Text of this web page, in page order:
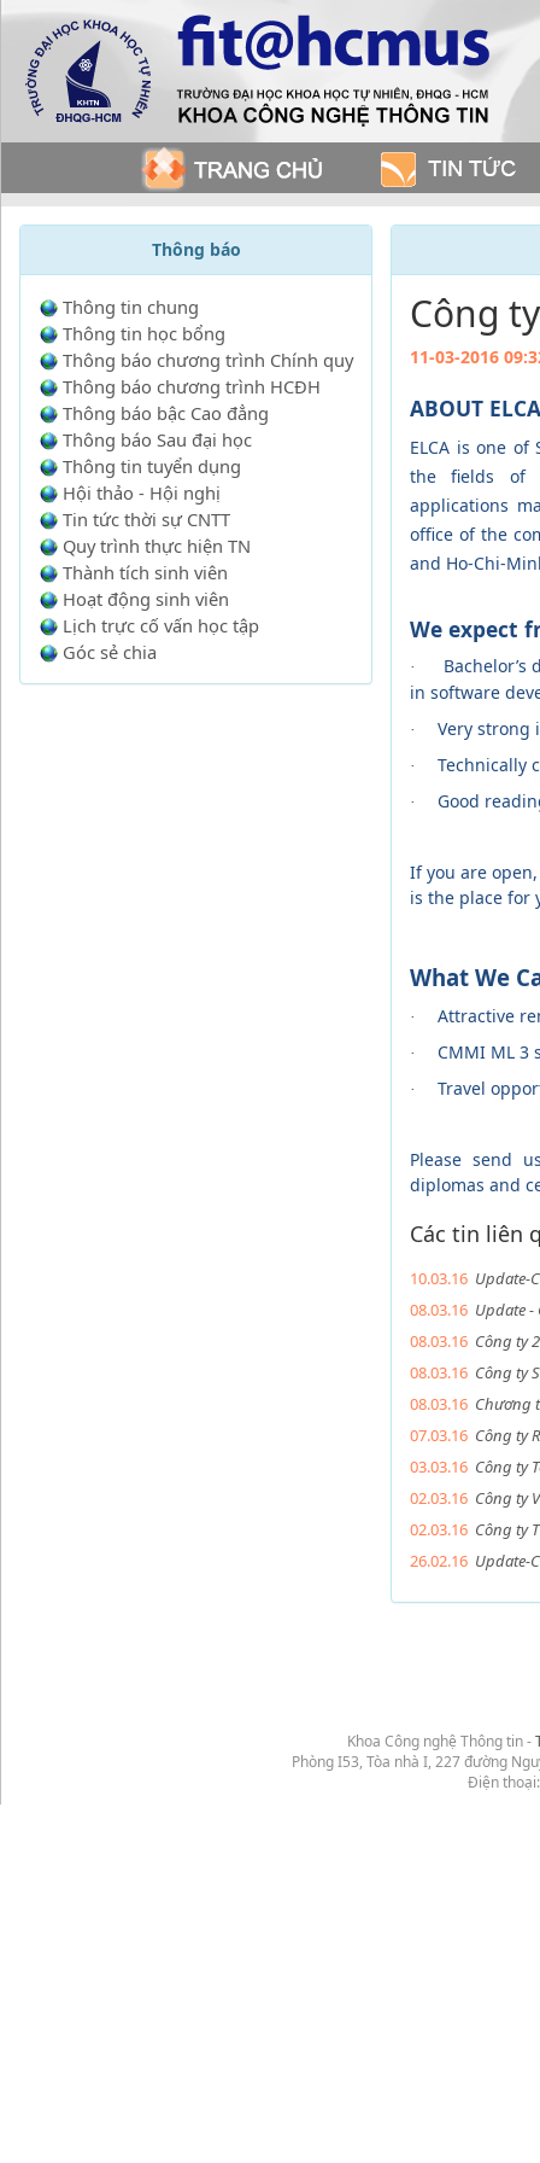
Thông báo
Thông tin chung
Thông tin học bổng
Thông báo chương trình Chính quy
Thông báo chương trình HCĐH
Thông báo bậc Cao đẳng
Thông báo Sau đại học
Thông tin tuyển dụng
Hội thảo - Hội nghị
Tin tức thời sự CNTT
Quy trình thực hiện TN
Thành tích sinh viên
Hoạt động sinh viên
Lịch trực cố vấn học tập
Góc sẻ chia
Công
11-03-2016
ABOUT ELCA
ELCA is one
the fields of
applications
office of the
and Ho-Chi-
We expect
·
in software
· Very strong
· Technically
· Good
If you are
is the place for
What We
· Attractive
· CMMI ML 3
· Travel
Please send
diplomas and
Các tin liên
10.03.16 Update-
08.03.16 Update -
08.03.16 Công ty
08.03.16 Công ty
08.03.16 Chương
07.03.16 Công ty
03.03.16 Công ty
02.03.16 Công ty
02.03.16 Công ty
26.02.16 Update-
Khoa Công nghệ Thông tin -
Phòng I53, Tòa nhà I, 227 đường
Điện